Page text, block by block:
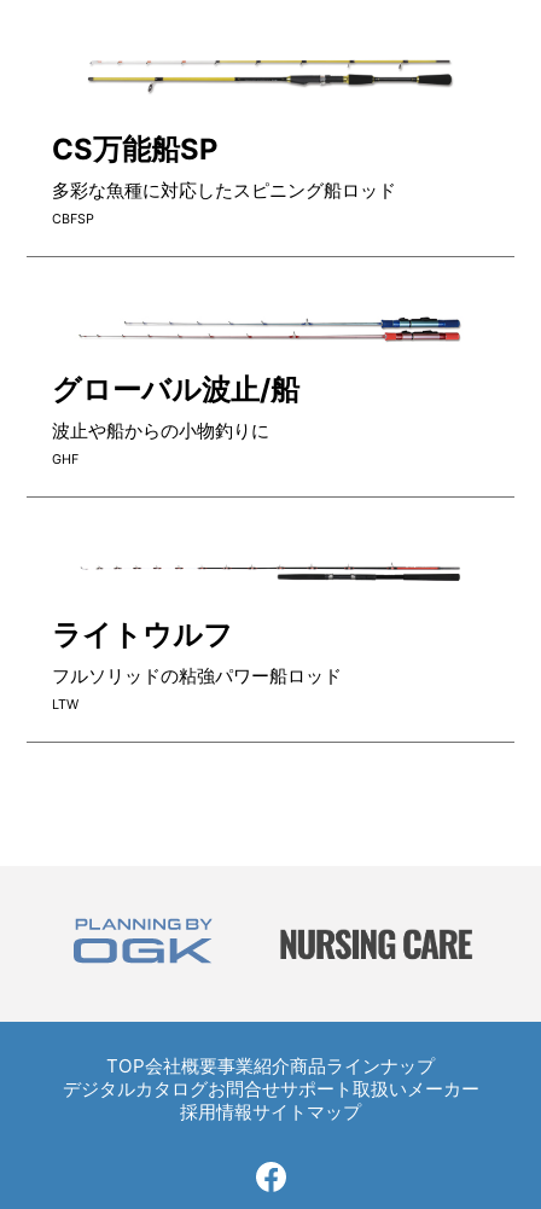
CS万能船SP
多彩な魚種に対応したスピニング船ロッド
CBFSP
グローバル波止/船
波止や船からの小物釣りに
GHF
ライトウルフ
フルソリッドの粘強パワー船ロッド
LTW
TOP会社概要事業紹介商品ラインナップ
デジタルカタログお問合せサポート取扱いメーカー
採用情報サイトマップ